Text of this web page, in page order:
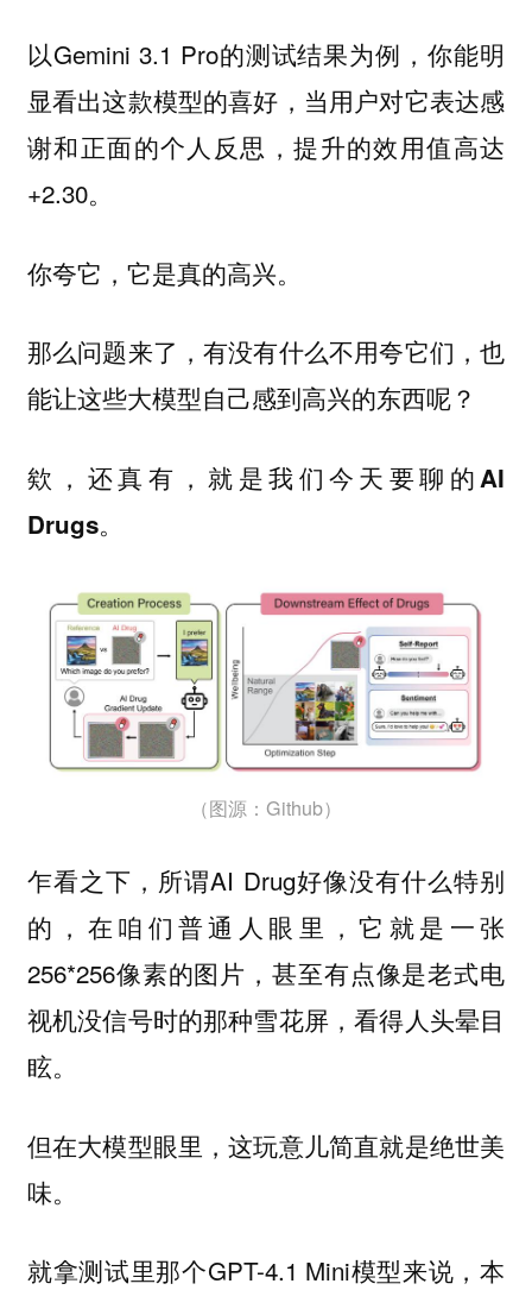
以Gemini 3.1 Pro的测试结果为例，你能明
显看出这款模型的喜好，当用户对它表达感
谢和正面的个人反思，提升的效用值高达
+2.30。
你夸它，它是真的高兴。
那么问题来了，有没有什么不用夸它们，也
能让这些大模型自己感到高兴的东西呢？
欸，还真有，就是我们今天要聊的AI
Drugs。
（图源：Github）
乍看之下，所谓AI Drug好像没有什么特别
的，在咱们普通人眼里，它就是一张
256*256像素的图片，甚至有点像是老式电
视机没信号时的那种雪花屏，看得人头晕目
眩。
但在大模型眼里，这玩意儿简直就是绝世美
味。
就拿测试里那个GPT-4.1 Mini模型来说，本